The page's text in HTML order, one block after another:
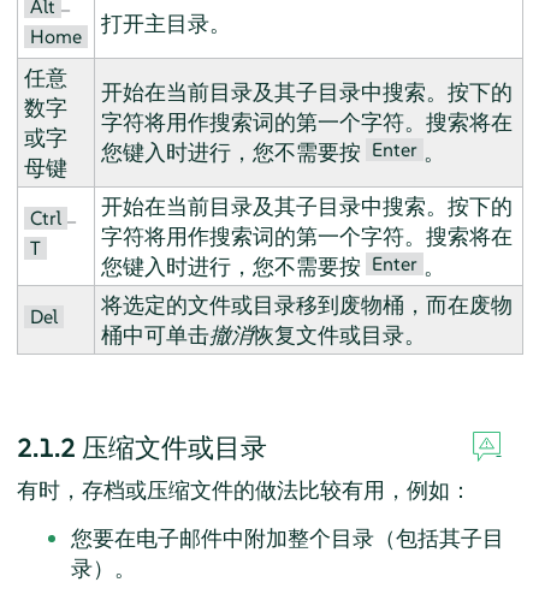
Alt –
Home
打开主目录。
任意
数字
或字
母键
开始在当前目录及其子目录中搜索。按下的
字符将用作搜索词的第一个字符。搜索将在
您键入时进行，您不需要按 Enter 。
Ctrl –
T
开始在当前目录及其子目录中搜索。按下的
字符将用作搜索词的第一个字符。搜索将在
您键入时进行，您不需要按 Enter 。
Del
将选定的文件或目录移到废物桶，而在废物
桶中可单击撤消恢复文件或目录。
2.1.2 压缩文件或目录
有时，存档或压缩文件的做法比较有用，例如：
您要在电子邮件中附加整个目录（包括其子目
录）。